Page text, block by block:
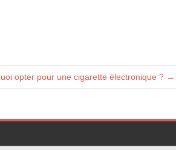
opter pour une cigarette électronique ? →